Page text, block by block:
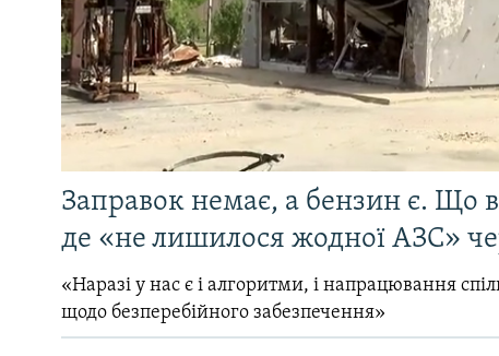
Заправок немає, а бензин є. Що
де «не лишилося жодної АЗС»
«Наразі у нас є і алгоритми, і напрацювання
щодо безперебійного забезпечення»